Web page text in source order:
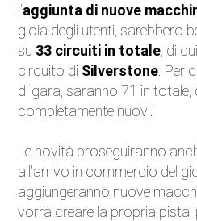
Eventi
Auto d'Epoca
Sicurezza Stradale
l'aggiunta di nuove
gioia degli utenti, sarebbero
su 33 circuiti in totale , di cui
circuito di Silverstone . Per
di gara, saranno 71 in totale,
completamente nuovi.
Le novità proseguiranno
all'arrivo in commercio del
aggiungeranno nuove
vorrà creare la propria